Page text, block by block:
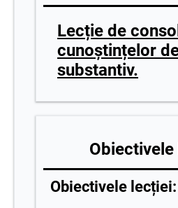
Lecție de
cunoștințelor
substantiv.
Obiectivele lecției: